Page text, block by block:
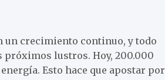
un crecimiento continuo, y todo
próximos lustros. Hoy, 200.000
Esto hace que apostar por